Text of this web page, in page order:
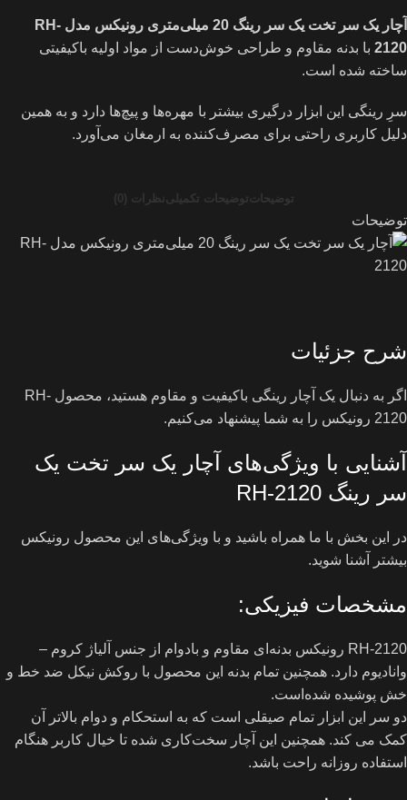
آچار یک سر تخت یک سر رینگ 20 میلی‌متری رونیکس مدل RH-
2120 با بدنه مقاوم و طراحی خوش‌دست از مواد اولیه باکیفیتی
ساخته شده است.
سرِ رینگی این ابزار درگیری بیشتر با مهره‌‌ها و پیچ‌‌ها دارد و به همین
دلیل کاربری راحتی برای مصرف‌کننده به ارمغان می‌آورد.
توضیحاتتوضیحات تکمیلینظرات (0)
توضیحات
شرح جزئیات
اگر به دنبال یک آچار رینگی باکیفیت و مقاوم هستید، محصول RH-
2120 رونیکس را به شما پیشنهاد می‌کنیم.
آشنایی با ویژگی‌های آچار یک سر تخت یک
سر رینگ RH-2120
در این بخش با ما همراه باشید و با ویژگی‌های این محصول رونیکس
بیشتر آشنا شوید.
مشخصات فیزیکی:
RH-2120 رونیکس بدنه‌ای مقاوم و بادوام از جنس آلیاژ کروم –
وانادیوم دارد. همچنین تمام بدنه این محصول با روکش نیکل ضد خط و
خش پوشیده شده‌است.
دو سر این ابزار تمام صیقلی است که به استحکام و دوام بالاتر آن
کمک می کند. همچنین این آچار سخت‌کاری شده تا خیال کاربر هنگام
استفاده روزانه راحت باشد.